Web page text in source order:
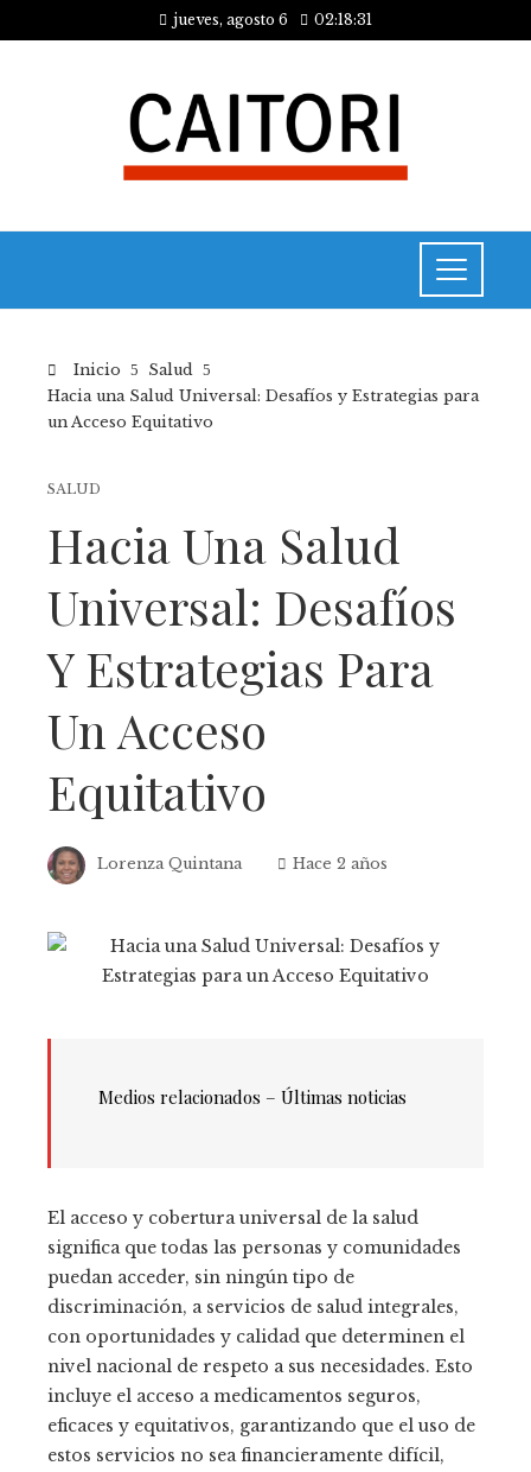
jueves, agosto 6 02:18:31
Inicio
Salud
Hacia una Salud Universal: Desafíos y Estrategias para
un Acceso Equitativo
SALUD
Hacia Una Salud
Universal: Desafíos
Y Estrategias Para
Un Acceso
Equitativo
Lorenza Quintana Hace 2 años
Medios relacionados – Últimas noticias
El acceso y cobertura universal de la salud
significa que todas las personas y comunidades
puedan acceder, sin ningún tipo de
discriminación, a servicios de salud integrales,
con oportunidades y calidad que determinen el
nivel nacional de respeto a sus necesidades. Esto
incluye el acceso a medicamentos seguros,
eficaces y equitativos, garantizando que el uso de
estos servicios no sea financieramente difícil,